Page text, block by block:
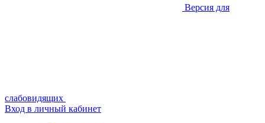
Версия для
слабовидящих
Вход в личный кабинет